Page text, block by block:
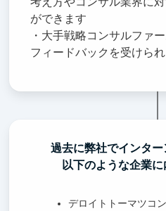
ができます
・大手戦略コンサルファ
フィードバックを受けら
過去に弊社でインタ
以下のような企業に
デロイトトーマツコ